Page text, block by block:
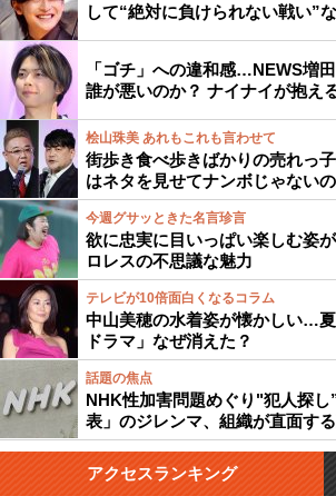
して“絶対に負けられない戦い”
「ゴチ」への違和感…NEWS増
誰が悪いのか？ ナイナイが抱え
桧山珠美 あれもこれも言わせて
街歩き食べ歩きばかりの売れっ
はネタを見せてナンボじゃない
今週グサッときた名言珍言
欲に忠実に目いっぱい楽しむ姿
ロレスの不思議な魅力
テレビが10倍面白くなるコラム
中山美穂の水着姿が懐かしい…
ドラマ」なぜ消えた？
話題の焦点
NHK性加害問題めぐり"犯人探
表」のジレンマ、組織が直面す
アクセスランキング